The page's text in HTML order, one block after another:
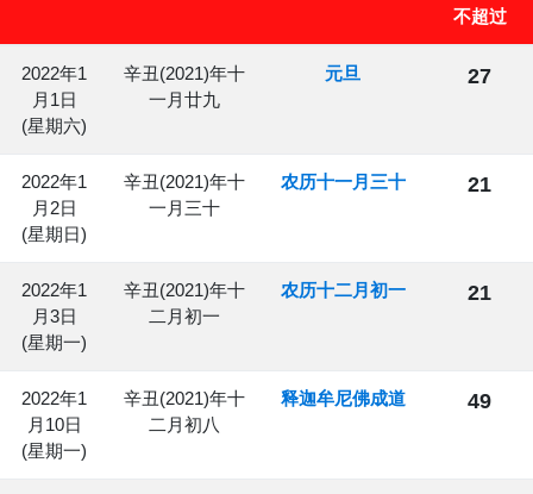
不超过
2022年1
月1日
(星期六)
辛丑(2021)年十
一月廿九
元旦 27
2022年1
月2日
(星期日)
辛丑(2021)年十
一月三十
农历十一月三十 21
2022年1
月3日
(星期一)
辛丑(2021)年十
二月初一
农历十二月初一 21
2022年1
月10日
(星期一)
辛丑(2021)年十
二月初八
释迦牟尼佛成道 49